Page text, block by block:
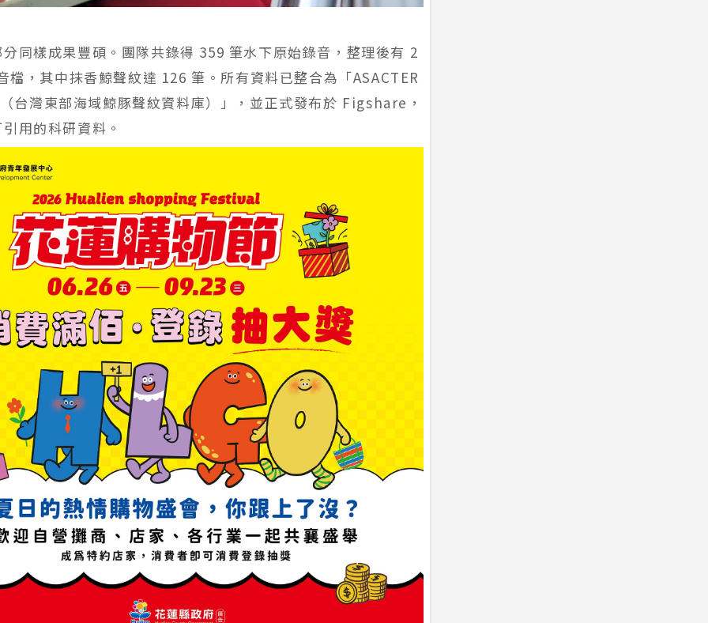
同樣成果豐碩。團隊共錄得 359 筆水下原始錄音，整理後有 2
檔，其中抹香鯨聲紋達 126 筆。所有資料已整合為「ASACTER
台灣東部海域鯨豚聲紋資料庫）」，並正式發布於 Figshare，
用的科研資料。